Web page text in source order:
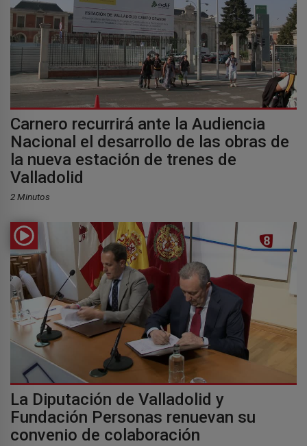
Carnero recurrirá ante la Audiencia
Nacional el desarrollo de las obras de
la nueva estación de trenes de
Valladolid
2 Minutos
La Diputación de Valladolid y
Fundación Personas renuevan su
convenio de colaboración